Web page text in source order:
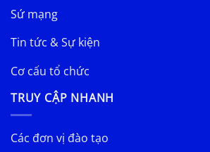
Sứ mạng
Tin tức & Sự kiện
Cơ cấu tổ chức
TRUY CẬP NHANH
Các đơn vị đào tạo